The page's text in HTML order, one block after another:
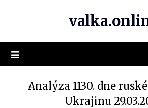
Analýza 1130. dne
Ukrajinu